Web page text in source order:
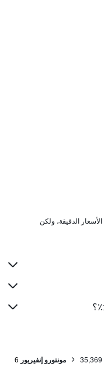
35,369 مونتورو إنفيريور 6